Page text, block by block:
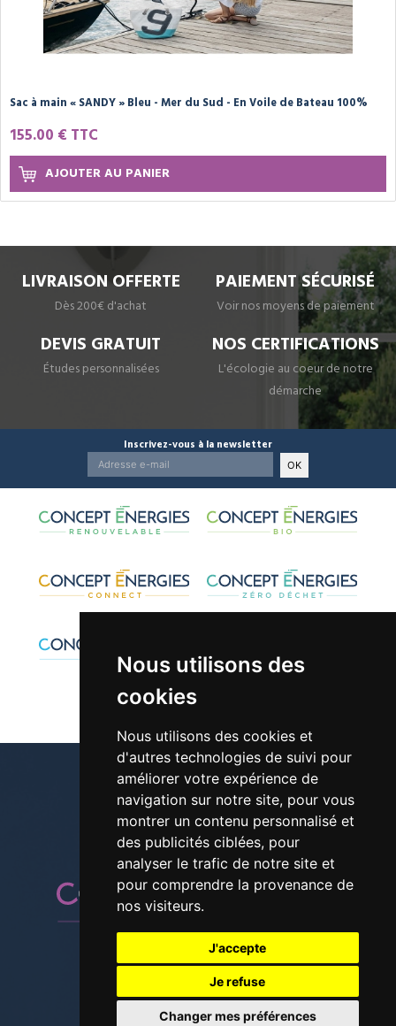
Nous utilisons des
cookies
Nous utilisons des cookies et
d'autres technologies de suivi pour
améliorer votre expérience de
navigation sur notre site, pour vous
montrer un contenu personnalisé et
des publicités ciblées, pour
analyser le trafic de notre site et
pour comprendre la provenance de
nos visiteurs.
J'accepte
Je refuse
Changer mes préférences
Sac à main « SANDY » Bleu - Mer du Sud - En Voile de Bateau 100%
155.00 € TTC
AJOUTER AU PANIER
LIVRAISON OFFERTE
Dès 200€ d'achat
PAIEMENT SÉCURISÉ
Voir nos moyens de paiement
DEVIS GRATUIT
Études personnalisées
NOS CERTIFICATIONS
L'écologie au coeur de notre
démarche
Inscrivez-vous à la newsletter
OK
01 30 42 28 61
Suivez-nous sur les réseaux